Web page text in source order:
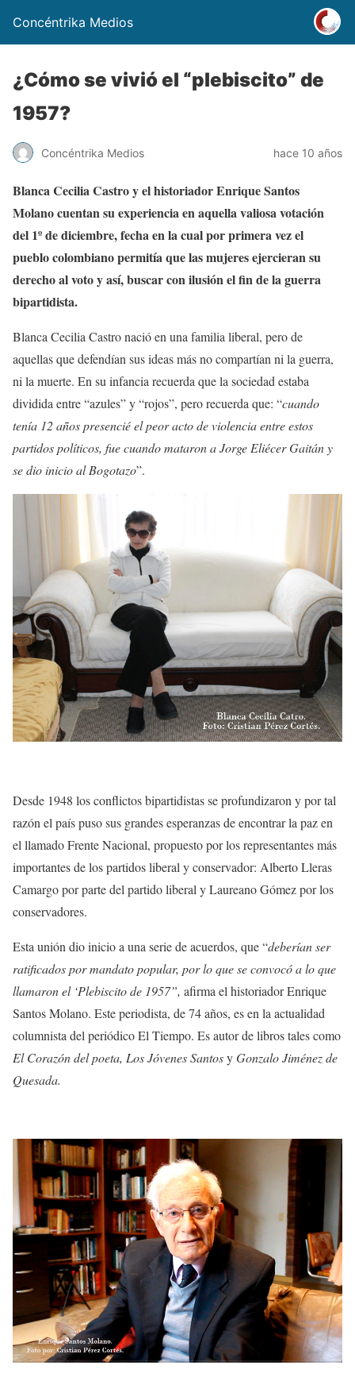
Concéntrika Medios
¿Cómo se vivió el “plebiscito” de
1957?
Concéntrika Medios hace 10 años
Blanca Cecilia Castro y el historiador Enrique Santos
Molano cuentan su experiencia en aquella valiosa votación
del 1º de diciembre, fecha en la cual por primera vez el
pueblo colombiano permitía que las mujeres ejercieran su
derecho al voto y así, buscar con ilusión el fin de la guerra
bipartidista.
Blanca Cecilia Castro nació en una familia liberal, pero de
aquellas que defendían sus ideas más no compartían ni la guerra,
ni la muerte. En su infancia recuerda que la sociedad estaba
dividida entre “azules” y “rojos”, pero recuerda que: “cuando
tenía 12 años presencié el peor acto de violencia entre estos
partidos políticos, fue cuando mataron a Jorge Eliécer Gaitán y
se dio inicio al Bogotazo”.
Desde 1948 los conflictos bipartidistas se profundizaron y por tal
razón el país puso sus grandes esperanzas de encontrar la paz en
el llamado Frente Nacional, propuesto por los representantes más
importantes de los partidos liberal y conservador: Alberto Lleras
Camargo por parte del partido liberal y Laureano Gómez por los
conservadores.
Esta unión dio inicio a una serie de acuerdos, que “deberían ser
ratificados por mandato popular, por lo que se convocó a lo que
llamaron el ‘Plebiscito de 1957”, afirma el historiador Enrique
Santos Molano. Este periodista, de 74 años, es en la actualidad
columnista del periódico El Tiempo. Es autor de libros tales como
El Corazón del poeta, Los Jóvenes SantosyGonzalo Jiménez de
Quesada.